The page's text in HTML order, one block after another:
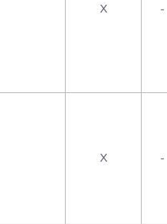
X -
X -